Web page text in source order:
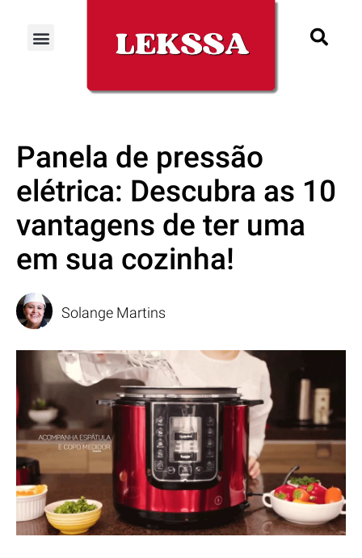
Panela de pressão
elétrica: Descubra as 10
vantagens de ter uma
em sua cozinha!
Solange Martins